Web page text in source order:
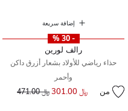
إضافة سريعة
- 30 %
رالف لورين
حذاء رياضي للأولاد بشعار أزرق داكن
وأحمر
من ﷼ 301.00 سعر مخفض من﷼ 471.00